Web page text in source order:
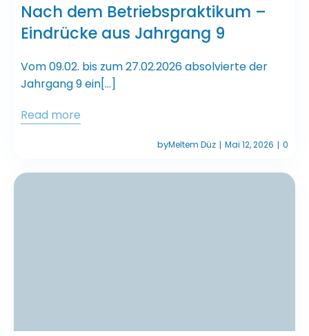
Nach dem Betriebspraktikum –
Eindrücke aus Jahrgang 9
Vom 09.02. bis zum 27.02.2026 absolvierte der
Jahrgang 9 ein[…]
Read more
byMeltem Düz | Mai 12, 2026 | 0